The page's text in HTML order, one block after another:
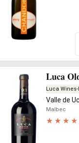
Luca
Luca
Valle de
Malbec